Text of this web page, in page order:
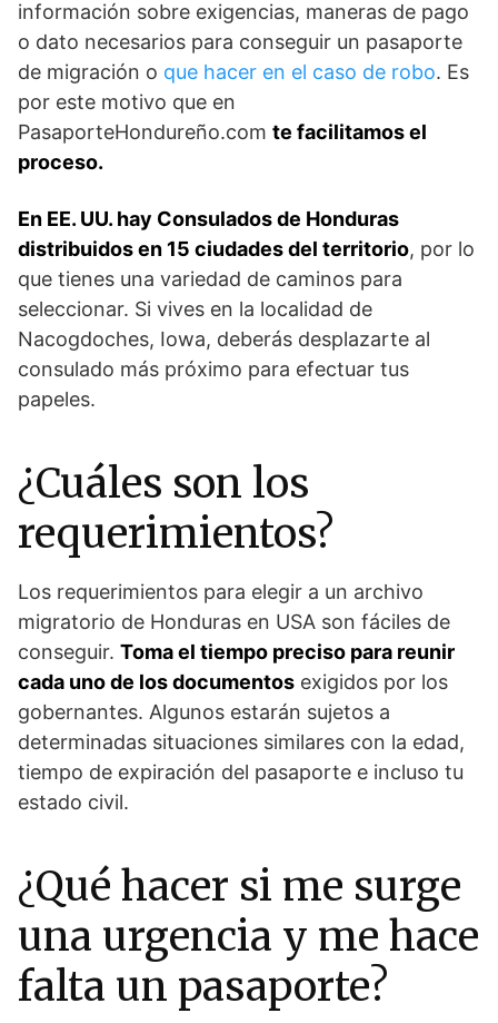
información sobre exigencias, maneras de pago
o dato necesarios para conseguir un pasaporte
de migración o que hacer en el caso de robo. Es
por este motivo que en
PasaporteHondureño.com te facilitamos el
proceso.
En EE. UU. hay Consulados de Honduras
distribuidos en 15 ciudades del territorio, por lo
que tienes una variedad de caminos para
seleccionar. Si vives en la localidad de
Nacogdoches, Iowa, deberás desplazarte al
consulado más próximo para efectuar tus
papeles.
¿Cuáles son los
requerimientos?
Los requerimientos para elegir a un archivo
migratorio de Honduras en USA son fáciles de
conseguir. Toma el tiempo preciso para reunir
cada uno de los documentos exigidos por los
gobernantes. Algunos estarán sujetos a
determinadas situaciones similares con la edad,
tiempo de expiración del pasaporte e incluso tu
estado civil.
¿Qué hacer si me surge
una urgencia y me hace
falta un pasaporte?